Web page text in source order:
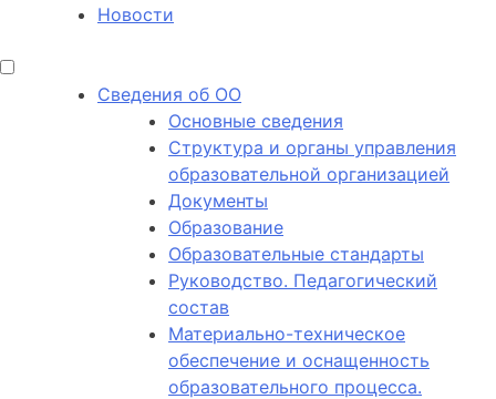
Новости
Сведения об ОО
Основные сведения
Структура и органы управления
образовательной организацией
Документы
Образование
Образовательные стандарты
Руководство. Педагогический
состав
Материально-техническое
обеспечение и оснащенность
образовательного процесса.